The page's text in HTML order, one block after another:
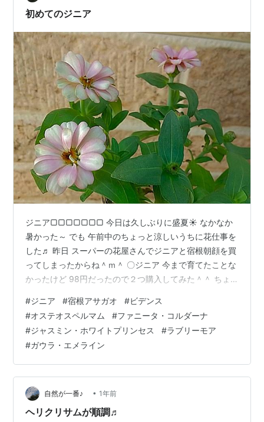
初めてのジニア
ジニア▢▢▢▢▢▢▢ 今日は久しぶりに盛夏☀ なかなか
暑かった～ でも 午前中のちょっと涼しいうちに花仕事を
した♬ 昨日 スーパーの花屋さんでジニアと宿根朝顔を買
ってしまったからね＾ｍ＾ 〇ジニア 今まで育てたことな
かったけど 98円だったので２つ購入してみた＾＾ ちょ
♬ 抜かれてしまったヘリクリサムの穴を埋めた＾ｍ＾ 暑
さで夏休み中 花壇はちょっと寂しくなっているTT ジニ
アのまわりの茶色い茎は先住オステオスペルマム 梅雨前
に切り戻しをしなかったので徒長しまくっている＞＜ で
も 先っぽのほうにいっぱい蕾が出てきて花が咲き始めて
るので もう…
#ジニア #宿根アサガオ #ビデンス
#オステオスペルマム #ファニータ・コルダーナ
#ジャスミン・ホワイトプリンセス #ラブリーモア
#ガウラ・エメライン
自然が一番♪ • 1年前
ヘリクリサムが順調♬